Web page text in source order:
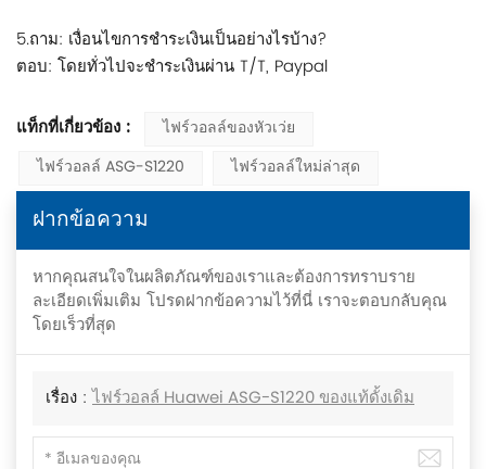
5.ถาม: เงื่อนไขการชำระเงินเป็นอย่างไรบ้าง?
ตอบ: โดยทั่วไปจะชำระเงินผ่าน T/T, Paypal
แท็กที่เกี่ยวข้อง :
ไฟร์วอลล์ของหัวเว่ย
ไฟร์วอลล์ ASG-S1220
ไฟร์วอลล์ใหม่ล่าสุด
ฝากข้อความ
หากคุณสนใจในผลิตภัณฑ์ของเราและต้องการทราบราย
ละเอียดเพิ่มเติม โปรดฝากข้อความไว้ที่นี่ เราจะตอบกลับคุณ
โดยเร็วที่สุด
เรื่อง :ไฟร์วอลล์ Huawei ASG-S1220 ของแท้ดั้งเดิม